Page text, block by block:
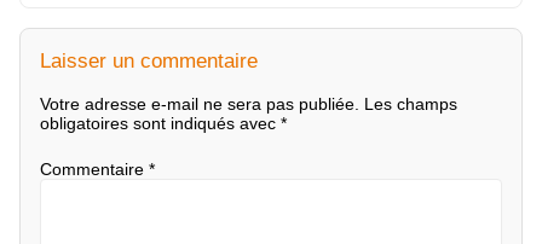
Laisser un commentaire
Votre adresse e-mail ne sera pas publiée. Les champs
obligatoires sont indiqués avec *
Commentaire *